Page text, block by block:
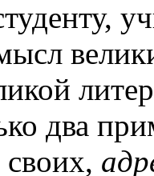
два